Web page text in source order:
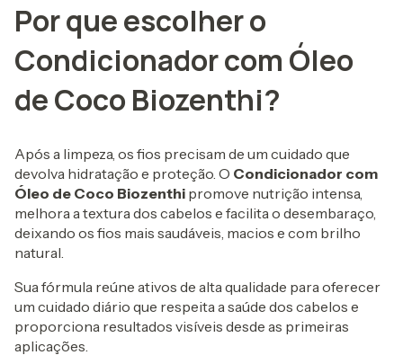
Por que escolher o
Condicionador com Óleo
de Coco Biozenthi?
Após a limpeza, os fios precisam de um cuidado que
devolva hidratação e proteção. O Condicionador com
Óleo de Coco Biozenthi promove nutrição intensa,
melhora a textura dos cabelos e facilita o desembaraço,
deixando os fios mais saudáveis, macios e com brilho
natural.
Sua fórmula reúne ativos de alta qualidade para oferecer
um cuidado diário que respeita a saúde dos cabelos e
proporciona resultados visíveis desde as primeiras
aplicações.